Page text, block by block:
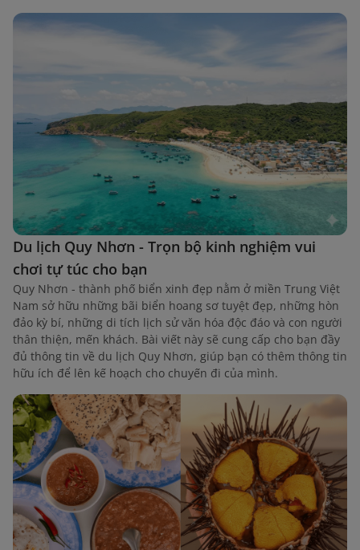
Du lịch Quy Nhơn - Trọn bộ kinh nghiệm vui
chơi tự túc cho bạn
Quy Nhơn - thành phố biển xinh đẹp nằm ở miền Trung Việt
Nam sở hữu những bãi biển hoang sơ tuyệt đẹp, những hòn
đảo kỳ bí, những di tích lịch sử văn hóa độc đáo và con người
thân thiện, mến khách. Bài viết này sẽ cung cấp cho bạn đầy
đủ thông tin về du lịch Quy Nhơn, giúp bạn có thêm thông tin
hữu ích để lên kế hoạch cho chuyến đi của mình.